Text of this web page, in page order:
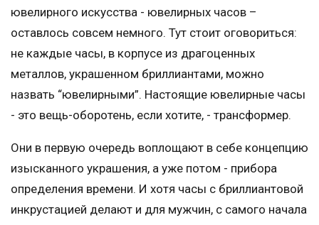
ювелирного искусства - ювелирных часов –
оставлось совсем немного. Тут стоит оговориться:
не каждые часы, в корпусе из драгоценных
металлов, украшенном бриллиантами, можно
назвать “ювелирными”. Настоящие ювелирные часы
- это вещь-оборотень, если хотите, - трансформер.
Они в первую очередь воплощают в себе концепцию
изысканного украшения, а уже потом - прибора
определения времени. И хотя часы с бриллиантовой
инкрустацией делают и для мужчин, с самого начала